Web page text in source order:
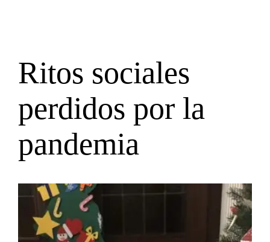
Ritos sociales
perdidos por la
pandemia